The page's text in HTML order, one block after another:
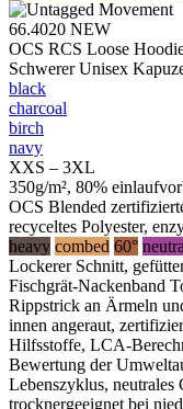
66.4020 NEW
OCS RCS Loose
Schwerer Unisex
black
charcoal
birch
navy
XXS – 3XL
350g/m², 80%
OCS Blended
recyceltes Polyester,
heavy combed 60°
Lockerer Schnitt,
Fischgrät-Nackenband
Rippstrick an Ärmeln
innen angeraut,
Hilfsstoffe, LCA-
Bewertung der
Lebenszyklus, neutrales
trocknergeeignet bei